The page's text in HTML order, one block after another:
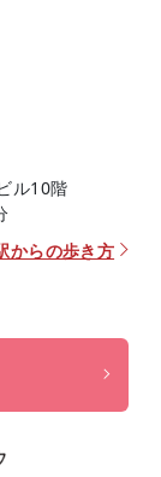
ル10階
からの歩き方